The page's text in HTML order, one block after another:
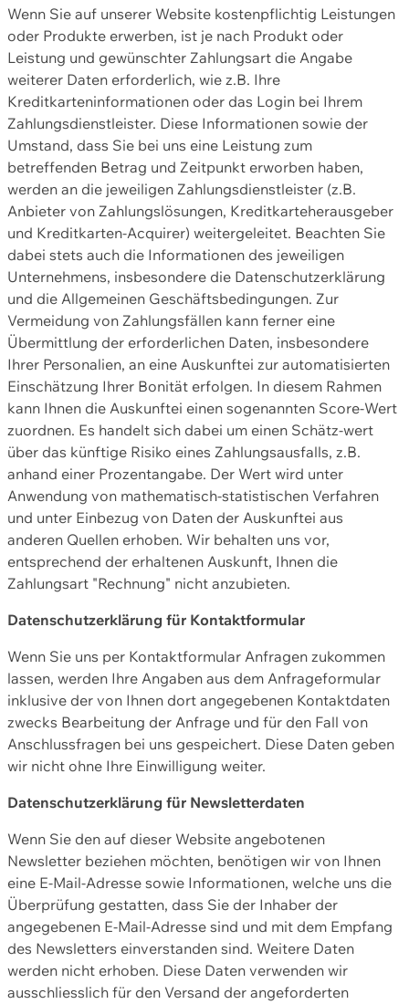
Wenn Sie auf unserer Website kostenpflichtig Leistungen
oder Produkte erwerben, ist je nach Produkt oder
Leistung und gewünschter Zahlungsart die Angabe
weiterer Daten erforderlich, wie z.B. Ihre
Kreditkarteninformationen oder das Login bei Ihrem
Zahlungsdienstleister. Diese Informationen sowie der
Umstand, dass Sie bei uns eine Leistung zum
betreffenden Betrag und Zeitpunkt erworben haben,
werden an die jeweiligen Zahlungsdienstleister (z.B.
Anbieter von Zahlungslösungen, Kreditkarteherausgeber
und Kreditkarten-Acquirer) weitergeleitet. Beachten Sie
dabei stets auch die Informationen des jeweiligen
Unternehmens, insbesondere die Datenschutzerklärung
und die Allgemeinen Geschäftsbedingungen. Zur
Vermeidung von Zahlungsfällen kann ferner eine
Übermittlung der erforderlichen Daten, insbesondere
Ihrer Personalien, an eine Auskunftei zur automatisierten
Einschätzung Ihrer Bonität erfolgen. In diesem Rahmen
kann Ihnen die Auskunftei einen sogenannten Score-Wert
zuordnen. Es handelt sich dabei um einen Schätz-wert
über das künftige Risiko eines Zahlungsausfalls, z.B.
anhand einer Prozentangabe. Der Wert wird unter
Anwendung von mathematisch-statistischen Verfahren
und unter Einbezug von Daten der Auskunftei aus
anderen Quellen erhoben. Wir behalten uns vor,
entsprechend der erhaltenen Auskunft, Ihnen die
Zahlungsart "Rechnung" nicht anzubieten.
Datenschutzerklärung für Kontaktformular
Wenn Sie uns per Kontaktformular Anfragen zukommen
lassen, werden Ihre Angaben aus dem Anfrageformular
inklusive der von Ihnen dort angegebenen Kontaktdaten
zwecks Bearbeitung der Anfrage und für den Fall von
Anschlussfragen bei uns gespeichert. Diese Daten geben
wir nicht ohne Ihre Einwilligung weiter.
Datenschutzerklärung für Newsletterdaten
Wenn Sie den auf dieser Website angebotenen
Newsletter beziehen möchten, benötigen wir von Ihnen
eine E-Mail-Adresse sowie Informationen, welche uns die
Überprüfung gestatten, dass Sie der Inhaber der
angegebenen E-Mail-Adresse sind und mit dem Empfang
des Newsletters einverstanden sind. Weitere Daten
werden nicht erhoben. Diese Daten verwenden wir
ausschliesslich für den Versand der angeforderten